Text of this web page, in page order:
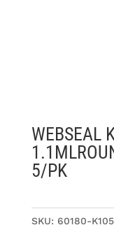
WEBSEAL
5/PK
SKU: 60180-K105